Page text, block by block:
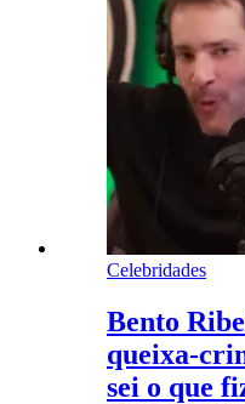
Celebridades
Bento
queixa-
sei o que